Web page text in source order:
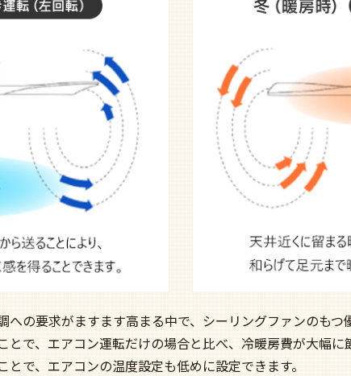
への要求がますます高まる中で、シーリングファンのもつ
とで、エアコン運転だけの場合と比べ、冷暖房費が大幅
で、エアコンの温度設定も低めに設定できます。